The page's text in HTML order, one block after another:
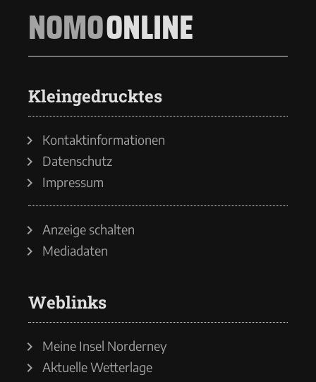
NOMOONLINE
Kleingedrucktes
Kontaktinformationen
Datenschutz
Impressum
Anzeige schalten
Mediadaten
Weblinks
Meine Insel Norderney
Aktuelle Wetterlage